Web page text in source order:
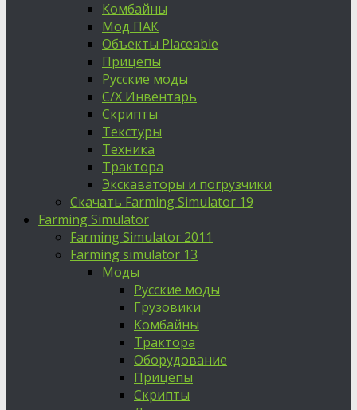
Комбайны
Мод ПАК
Объекты Placeable
Прицепы
Русские моды
С/Х Инвентарь
Скрипты
Текстуры
Техника
Трактора
Экскаваторы и погрузчики
Скачать Farming Simulator 19
Farming Simulator
Farming Simulator 2011
Farming simulator 13
Моды
Русские моды
Грузовики
Комбайны
Трактора
Оборудование
Прицепы
Скрипты